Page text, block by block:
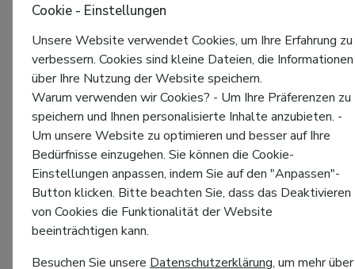
Cookie - Einstellungen
Unsere Website verwendet Cookies, um Ihre Erfahrung zu
verbessern. Cookies sind kleine Dateien, die Informationen
über Ihre Nutzung der Website speichern.
Warum verwenden wir Cookies? - Um Ihre Präferenzen zu
speichern und Ihnen personalisierte Inhalte anzubieten. -
Um unsere Website zu optimieren und besser auf Ihre
Bedürfnisse einzugehen. Sie können die Cookie-
Einstellungen anpassen, indem Sie auf den "Anpassen"-
Button klicken. Bitte beachten Sie, dass das Deaktivieren
von Cookies die Funktionalität der Website
beeinträchtigen kann.
Besuchen Sie unsere Datenschutzerklärung, um mehr über